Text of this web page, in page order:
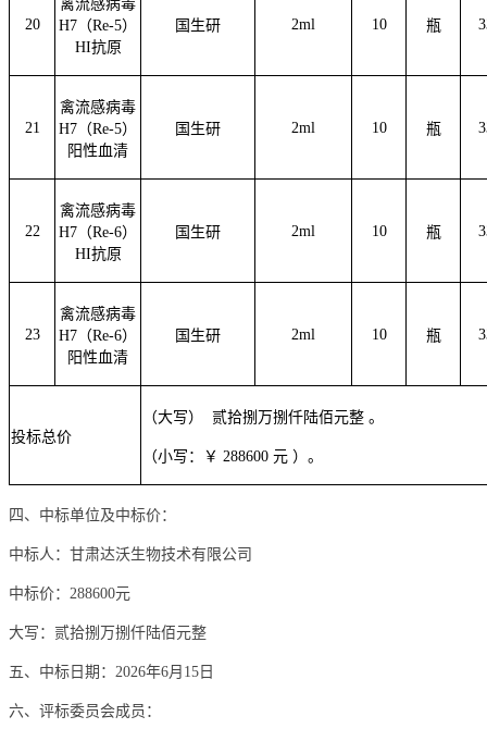
20
禽流感病毒
H7（Re-5）
HI抗原
国生研 2ml 10 瓶
21
禽流感病毒
H7（Re-5）
阳性血清
国生研 2ml 10 瓶
22
禽流感病毒
H7（Re-6）
HI抗原
国生研 2ml 10 瓶
23
禽流感病毒
H7（Re-6）
阳性血清
国生研 2ml 10 瓶
投标总价
（大写） 贰拾捌万捌仟陆佰元整 。
（小写：￥ 288600 元 ）。
四、中标单位及中标价：
中标人： 甘肃达沃生物技术有限公司
中标价： 288600元
大写： 贰拾捌万捌仟陆佰元整
五、中标日期： 2026年6月15日
六、评标委员会成员：